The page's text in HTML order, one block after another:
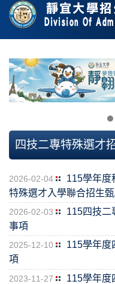
跳
到
主
內
容
區
四技二專特殊選才
2026-02-04
115學年度
特殊選才入學聯合招生
2026-02-03
115四技二
事項
2025-12-10
115學年度
項
2023-11-27 115學年度